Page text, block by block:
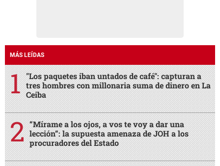
MÁS LEÍDAS
"Los paquetes iban untados de café": capturan a
tres hombres con millonaria suma de dinero en La
Ceiba
“Mírame a los ojos, a vos te voy a dar una
lección”: la supuesta amenaza de JOH a los
procuradores del Estado